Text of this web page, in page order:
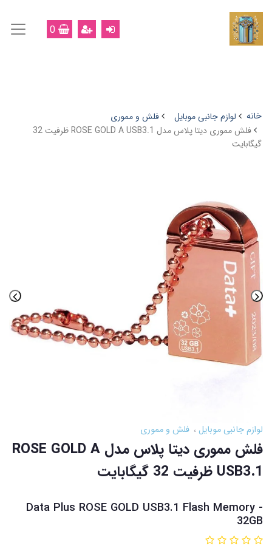
0
خانه لوازم جانبی موبایل
فلش و مموری
فلش مموری دیتا پلاس مدل ROSE GOLD A USB3.1 ظرفیت 32
گیگابایت
لوازم جانبی موبایل فلش و مموری
فلش مموری دیتا پلاس مدل ROSE GOLD A
USB3.1 ظرفیت 32 گیگابایت
Data Plus ROSE GOLD USB3.1 Flash Memory -
32GB